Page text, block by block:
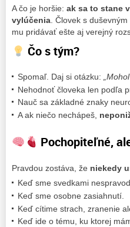
A čo je horšie: ak sa to stane
vylúčenia. Človek s
mu pridávať ešte aj verejný
Čo s tým?
Spomaľ. Daj si otázku:
Nehodnoť človeka len podľa
Nauč sa základné znaky
A ak niečo nechápeš,
Pochopiteľné,
Pravdou zostáva, že niekedy
Keď sme svedkami
Keď sme osobne zasiahnutí.
Keď cítime strach, zranenie
Keď ide o tému, ku ktorej